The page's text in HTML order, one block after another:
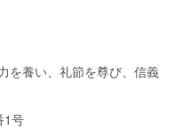
を養い、礼節を尊び、信義
1号